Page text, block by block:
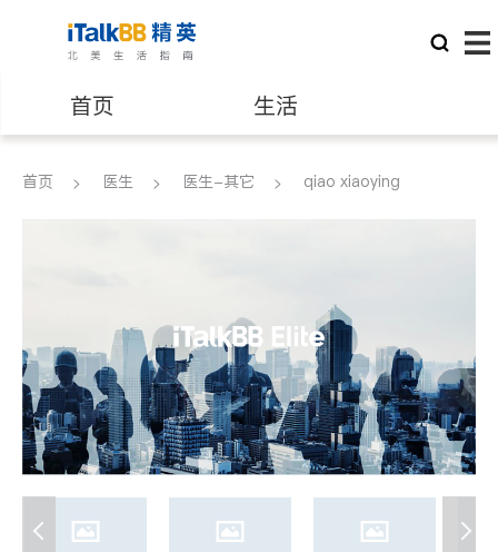
首页 生活
医生 律师
养老 非盈利组织
首页 医生 医生-其它 qiao xiaoying